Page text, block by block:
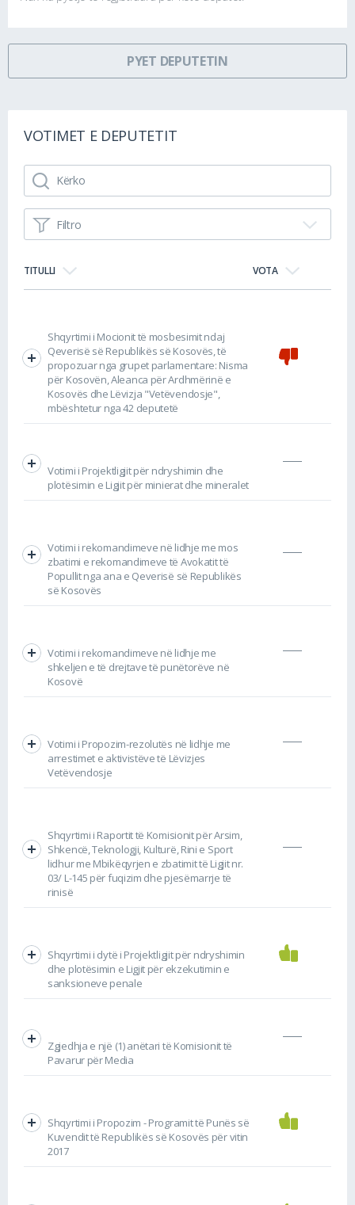
PYET DEPUTETIN
VOTIMET E DEPUTETIT
Filtro
TITULLI VOTA
Shqyrtimi i Mocionit të mosbesimit ndaj
Qeverisë së Republikës së Kosovës, të
propozuar nga grupet parlamentare: Nisma
për Kosovën, Aleanca për Ardhmërinë e
Kosovës dhe Lëvizja "Vetëvendosje",
mbështetur nga 42 deputetë
Votimi i Projektligjit për ndryshimin dhe
plotësimin e Ligjit për minierat dhe mineralet
Votimi i rekomandimeve në lidhje me mos
zbatimi e rekomandimeve të Avokatit të
Popullit nga ana e Qeverisë së Republikës
së Kosovës
Votimi i rekomandimeve në lidhje me
shkeljen e të drejtave të punëtorëve në
Kosovë
Votimi i Propozim-rezolutës në lidhje me
arrestimet e aktivistëve të Lëvizjes
Vetëvendosje
Shqyrtimi i Raportit të Komisionit për Arsim,
Shkencë, Teknologji, Kulturë, Rini e Sport
lidhur me Mbikëqyrjen e zbatimit të Ligjit nr.
03/ L-145 për fuqizim dhe pjesëmarrje të
rinisë
Shqyrtimi i dytë i Projektligjit për ndryshimin
dhe plotësimin e Ligjit për ekzekutimin e
sanksioneve penale
Zgjedhja e një (1) anëtari të Komisionit të
Pavarur për Media
Shqyrtimi i Propozim - Programit të Punës së
Kuvendit të Republikës së Kosovës për vitin
2017